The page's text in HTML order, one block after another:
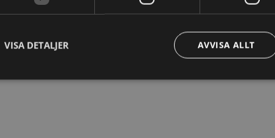
och utreda dylika incidenter. Om eller någon
den faktiska händelsen och se till att skolans
AVVISA ALLT
VISA DETALJER